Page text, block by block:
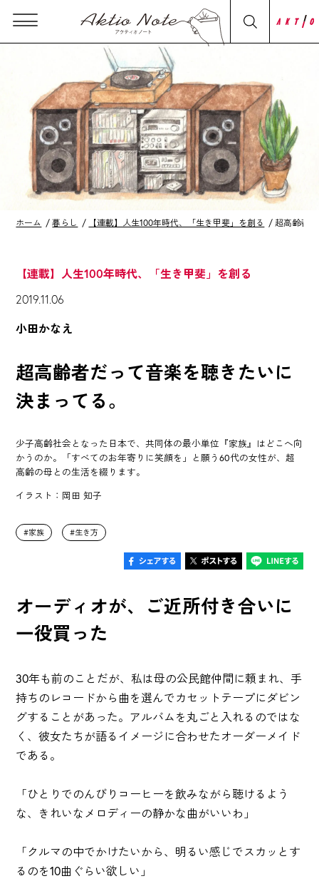
ホーム 暮らし 【連載】人生100年時代、「生き甲斐」を創る 超高齢者
【連載】人生100年時代、「生き甲斐」を創る
2019.11.06
小田かなえ
超高齢者だって音楽を聴きたいに
決まってる。
少子高齢社会となった日本で、共同体の最小単位『家族』はどこへ向
かうのか。「すべてのお年寄りに笑顔を」と願う60代の女性が、超
高齢の母との生活を綴ります。
イラスト：岡田 知子
家族 生き方
オーディオが、ご近所付き合いに
一役買った
30年も前のことだが、私は母の公民館仲間に頼まれ、手
持ちのレコードから曲を選んでカセットテープにダビン
グすることがあった。アルバムを丸ごと入れるのではな
く、彼女たちが語るイメージに合わせたオーダーメイド
である。
「ひとりでのんびりコーヒーを飲みながら聴けるよう
な、きれいなメロディーの静かな曲がいいわ」
「クルマの中でかけたいから、明るい感じでスカッとす
るのを10曲ぐらい欲しい」